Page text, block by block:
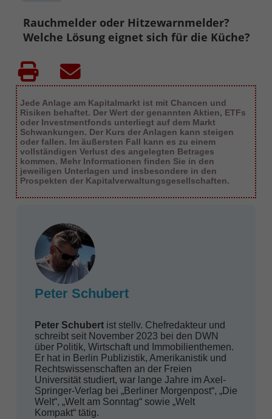
Rauchmelder oder Hitzewarnmelder?
Welche Lösung eignet sich für die Küche?
Jede Anlage am Kapitalmarkt ist mit Chancen und
Risiken behaftet. Der Wert der genannten Aktien, ETFs
oder Investmentfonds unterliegt auf dem Markt
Schwankungen. Der Kurs der Anlagen kann steigen
oder fallen. Im äußersten Fall kann es zu einem
vollständigen Verlust des angelegten Betrages
kommen. Mehr Informationen finden Sie in den
jeweiligen Unterlagen und insbesondere in den
Prospekten der Kapitalverwaltungsgesellschaften.
Peter Schubert
Peter Schubert ist stellv. Chefredakteur und
schreibt seit November 2023 bei den DWN
über Politik, Wirtschaft und Immobilienthemen.
Er hat in Berlin Publizistik, Amerikanistik und
Rechtswissenschaften an der Freien
Universität studiert, war lange Jahre im Axel-
Springer-Verlag bei „Berliner Morgenpost“, „Die
Welt“, „Welt am Sonntag“ sowie „Welt
Kompakt“ tätig.